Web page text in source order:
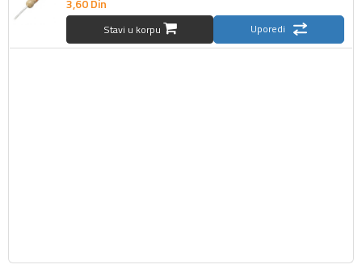
3,60Din
Stavi u korpu Uporedi